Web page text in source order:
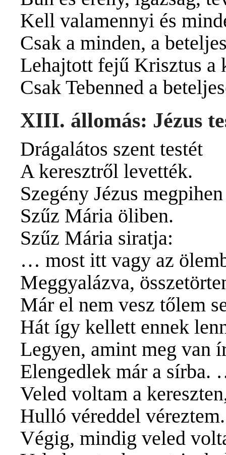
Kell valamennyi és
Csak a minden, a
Lehajtott fejű Krisztus a
Csak Tebenned a
XIII. állomás: Jézus
Drágalátos szent testét
A keresztről levették.
Szegény Jézus megpihen
Szűz Mária öliben.
Szűz Mária siratja:
… most itt vagy az
Meggyalázva,
Már el nem vesz tőlem
Hát így kellett ennek
Legyen, amint meg van
Elengedlek már a sírba.
Veled voltam a
Hulló véreddel véreztem.
Végig, mindig veled